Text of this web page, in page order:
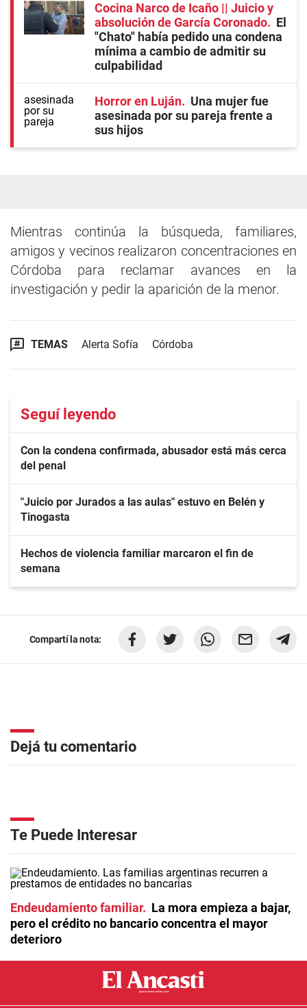
Cocina Narco de Icaño || Juicio y
absolución de García Coronado
El
"Chato" había pedido una condena
mínima a cambio de admitir su
culpabilidad
Horror en Luján
Una mujer fue
asesinada por su pareja frente a
sus hijos
Mientras continúa la búsqueda, familiares,
amigos y vecinos realizaron concentraciones en
Córdoba para reclamar avances en la
investigación y pedir la aparición de la menor.
TEMAS Alerta Sofía Córdoba
Seguí leyendo
Con la condena confirmada, abusador está más cerca
del penal
"Juicio por Jurados a las aulas" estuvo en Belén y
Tinogasta
Hechos de violencia familiar marcaron el fin de
semana
Compartí la nota:
Dejá tu comentario
Te Puede Interesar
Endeudamiento familiar
La mora empieza a bajar,
pero el crédito no bancario concentra el mayor
deterioro